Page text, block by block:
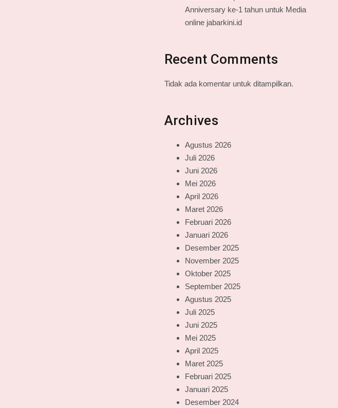
Anniversary ke-1 tahun untuk Media
online jabarkini.id
Recent Comments
Tidak ada komentar untuk ditampilkan.
Archives
Agustus 2026
Juli 2026
Juni 2026
Mei 2026
April 2026
Maret 2026
Februari 2026
Januari 2026
Desember 2025
November 2025
Oktober 2025
September 2025
Agustus 2025
Juli 2025
Juni 2025
Mei 2025
April 2025
Maret 2025
Februari 2025
Januari 2025
Desember 2024